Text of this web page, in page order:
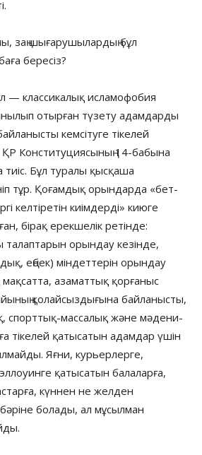
заң шығарушылардың бұл
бересіз?
— классикалық исламофобия
отырған түзету адамдарды
кемсітуге тікелей
ҚР Конституциясының 14-бабына
Бұл туралы қысқаша
тұр. Қоғамдық орындарда «бет-
келтіретін киімдерді» киюге
бірақ ерекшелік ретінде:
талаптарын орындау кезінде,
еңбек) міндеттерін орындау
азаматтық қорғаныс
қолайсыздығына байланысты,
спорттық-массалық және мәдени-
тікелей қатысатын адамдар үшін
Яғни, курьерлерге,
қатысатын балаларға,
күннен не желден
болады, ал мұсылман